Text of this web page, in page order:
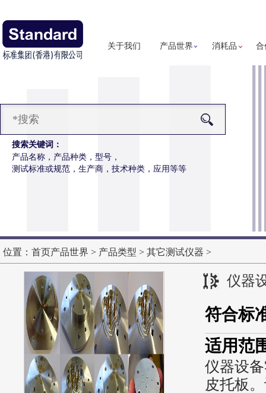
关于我们 产品世界 消耗品 合
搜索关键词：
产品名称，产品种类，型号，
测试标准或规范，生产商，技术种类，应用等等
位置： 首页产品世界 > 产品类型 > 其它测试仪器 >
仪器
符合标
适用范
仪器设
皮托板